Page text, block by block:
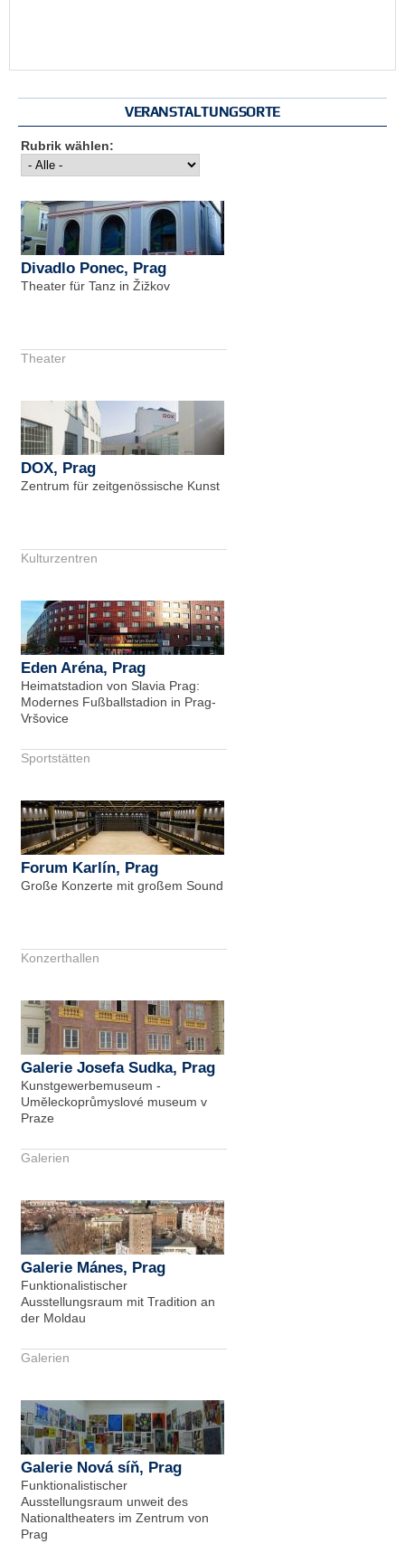
VERANSTALTUNGSORTE
Rubrik wählen:
Divadlo Ponec, Prag
Theater für Tanz in Žižkov
Theater
DOX, Prag
Zentrum für zeitgenössische Kunst
Kulturzentren
Eden Aréna, Prag
Heimatstadion von Slavia Prag:
Modernes Fußballstadion in Prag-
Vršovice
Sportstätten
Forum Karlín, Prag
Große Konzerte mit großem Sound
Konzerthallen
Galerie Josefa Sudka, Prag
Kunstgewerbemuseum -
Uměleckoprůmyslové museum v
Praze
Galerien
Galerie Mánes, Prag
Funktionalistischer
Ausstellungsraum mit Tradition an
der Moldau
Galerien
Galerie Nová síň, Prag
Funktionalistischer
Ausstellungsraum unweit des
Nationaltheaters im Zentrum von
Prag